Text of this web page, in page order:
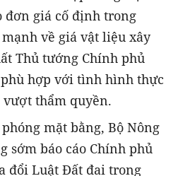
đơn giá cố định trong
về giá vật liệu xây
Thủ tướng Chính phủ
hợp với tình hình thực
thẩm quyền.
mặt bằng, Bộ Nông
sớm báo cáo Chính phủ
đổi Luật Đất đai trong